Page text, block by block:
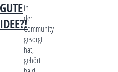
GUTE
IDEE?!
in
der
Community
gesorgt
hat,
gehört